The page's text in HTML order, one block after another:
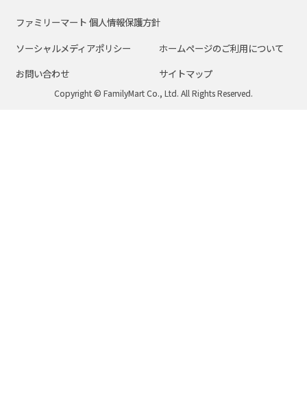
ファミリーマート 個人情報保護方針
ソーシャルメディアポリシー
ホームページのご利用について
お問い合わせ
サイトマップ
Copyright © FamilyMart Co., Ltd. All Rights Reserved.